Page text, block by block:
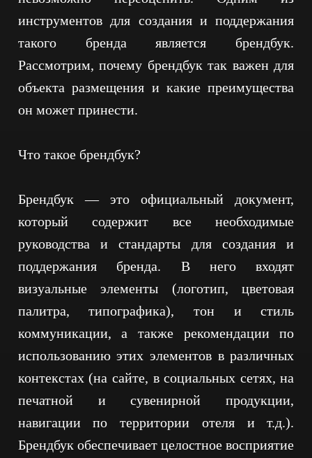
инструментов для создания и поддержания
такого бренда является брендбук.
Рассмотрим, почему брендбук так важен для
объекта размещения и какие преимущества
он может принести.
Что такое брендбук?
Брендбук — это официальный документ,
который содержит все необходимые
руководства и стандарты для создания и
поддержания бренда. В него входят
визуальные элементы (логотип, цветовая
палитра, типографика), тон и стиль
коммуникации, а также рекомендации по
использованию этих элементов в различных
контекстах (на сайте, в социальных сетях, на
печатной и сувенирной продукции,
навигации по территории отеля и т.д.).
Брендбук обеспечивает целостное восприятие
СОГЛАСИЕ НА ОБРАБОТКУ ПЕРСОНАЛЬНЫХ
ДАННЫХ